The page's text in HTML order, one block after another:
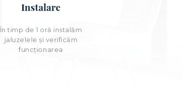
Instalare
În timp de 1 oră instalăm
jaluzelele și verificăm
funcționarea